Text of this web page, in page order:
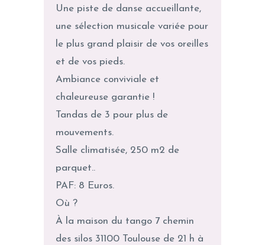
Une piste de danse accueillante,
une sélection musicale variée pour
le plus grand plaisir de vos oreilles
et de vos pieds.
Ambiance conviviale et
chaleureuse garantie !
Tandas de 3 pour plus de
mouvements.
Salle climatisée, 250 m2 de
parquet..
PAF: 8 Euros.
Où ?
À la maison du tango 7 chemin
des silos 31100 Toulouse de 21 h à